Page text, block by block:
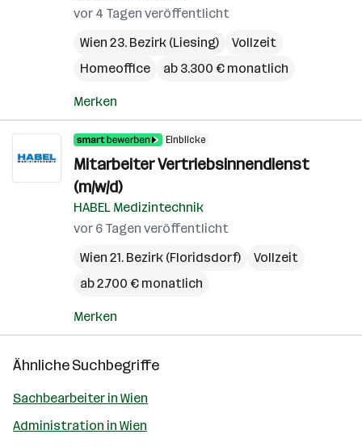
vor 4 Tagen veröffentlicht
Wien 23. Bezirk (Liesing)
Vollzeit
Homeoffice
ab 3.300 € monatlich
Merken
Einblicke
Mitarbeiter Vertriebsinnendienst
(m/w/d)
HABEL Medizintechnik
vor 6 Tagen veröffentlicht
Wien 21. Bezirk (Floridsdorf)
Vollzeit
ab 2.700 € monatlich
Merken
Ähnliche Suchbegriffe
Sachbearbeiter in Wien
Administration in Wien